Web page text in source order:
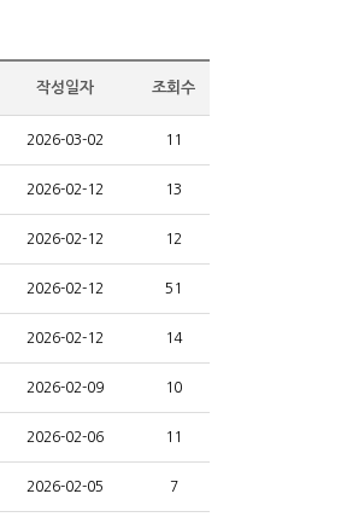
작성일자 조회수
2026-03-02 11
2026-02-12 13
2026-02-12 12
2026-02-12 51
2026-02-12 14
2026-02-09 10
2026-02-06 11
2026-02-05 7